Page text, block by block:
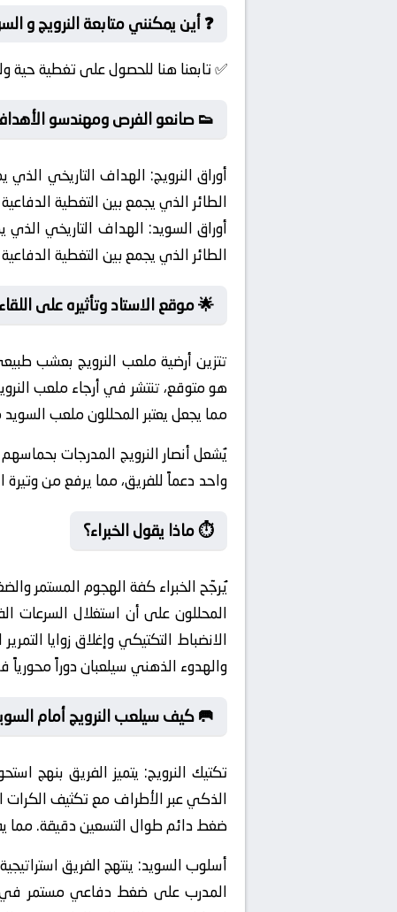
❓ أين يمكنني متابعة النرويج و
✅ تابعنا هنا للحصول على تغطية حية
👟 صانعو الفرص ومهندسو
أوراق النرويج: الهداف التاريخي الذي
الطائر الذي يجمع بين التغطية
أوراق السويد: الهداف التاريخي الذي
الطائر الذي يجمع بين التغطية
🌟 موقع الاستاد وتأثيره على
تتزين أرضية ملعب النرويج بعشب
مما يجعل يعتبر المحللون ملعب
يُشعل أنصار النرويج المدرجات
واحد دعماً للفريق، مما يرفع من وتيرة
⏱️ ماذا يقول الخبراء؟
يُرجّح الخبراء كفة الهجوم المستمر
المحللون على أن استغلال السرعات
الانضباط التكتيكي وإغلاق زوايا
والهدوء الذهني سيلعبان دوراً
🥅 كيف سيلعب النرويج أمام
تكتيك النرويج: يتميز الفريق بنهج
الذكي عبر الأطراف مع تكثيف
ضغط دائم طوال التسعين دقيقة. مما
أسلوب السويد:
المدرب على ضغط دفاعي مستمر في